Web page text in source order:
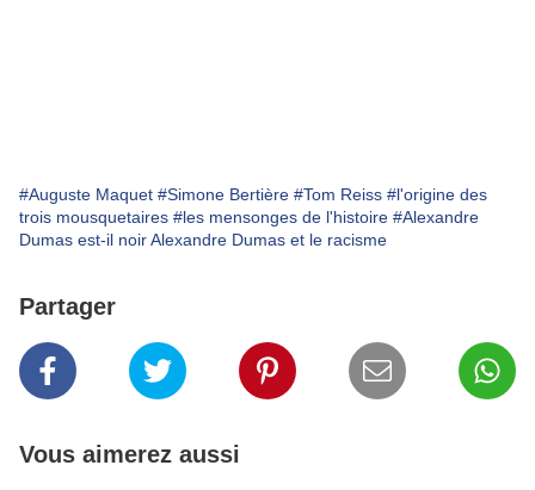
#Auguste Maquet #Simone Bertière #Tom Reiss #l'origine des
trois mousquetaires #les mensonges de l'histoire #Alexandre
Dumas est-il noir Alexandre Dumas et le racisme
Partager
Vous aimerez aussi